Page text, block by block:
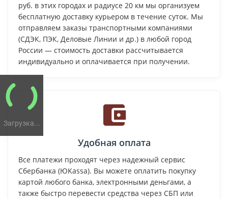
Загрузка...
руб. в этих городах и радиусе 20 км мы организуем
бесплатную доставку курьером в течение суток. Мы
отправляем заказы транспортными компаниями
(СДЭК, ПЭК, Деловые Линии и др.) в любой город
России — стоимость доставки рассчитывается
индивидуально и оплачивается при получении.
Удобная оплата
Все платежи проходят через надежный сервис
Сбербанка (ЮKassa). Вы можете оплатить покупку
картой любого банка, электронными деньгами, а
также быстро перевести средства через СБП или